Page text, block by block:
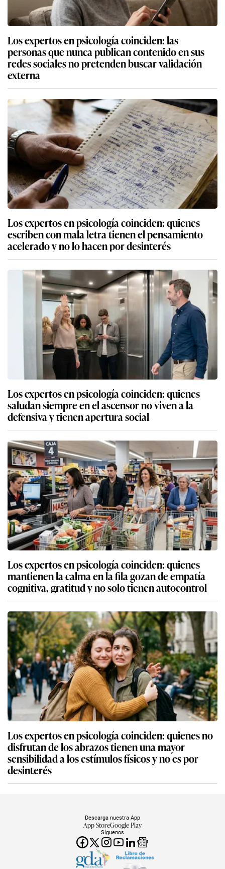
Los expertos en psicología coinciden: las
personas que nunca publican contenido en sus
redes sociales no pretenden buscar validación
externa
Los expertos en psicología coinciden: quienes
escriben con mala letra tienen el pensamiento
acelerado y no lo hacen por desinterés
Los expertos en psicología coinciden: quienes
saludan siempre en el ascensor no viven a la
defensiva y tienen apertura social
Los expertos en psicología coinciden: quienes
mantienen la calma en la fila gozan de empatía
cognitiva, gratitud y no solo tienen autocontrol
Los expertos en psicología coinciden: quienes no
disfrutan de los abrazos tienen una mayor
sensibilidad a los estímulos físicos y no es por
desinterés
Síguenos
Descarga nuestra App
App StoreGoogle Play